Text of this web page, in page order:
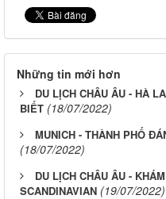
Những tin mới hơn
DU LỊCH CHÂU ÂU - HÀ
BIẾT (18/07/2022)
MUNICH - THÀNH PHỐ
(18/07/2022)
DU LỊCH CHÂU ÂU -
SCANDINAVIAN (19/07/2022)